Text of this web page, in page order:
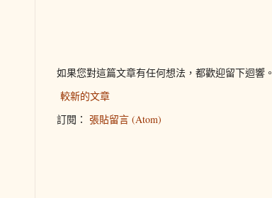
如果您對這篇文章有任何想法，都歡迎留下迴響。
較新的文章
訂閱： 張貼留言 (Atom)